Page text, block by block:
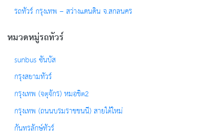
รถทัวร์ กรุงเทพ – สว่างแดนดิน จ.สกลนคร
หมวดหมู่รถทัวร์
sunbus ซันบัส
กรุงสยามทัวร์
กรุงเทพ (จตุจักร) หมอชิต2
กรุงเทพ (ถนนบรมราชชนนี) สายใต้ใหม่
กันทรลักษ์ทัวร์